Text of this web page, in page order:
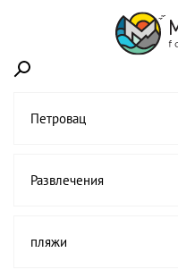
Петровац
Развлечения
пляжи